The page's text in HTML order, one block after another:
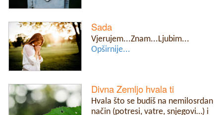
Sada
Vjerujem...Znam...Ljubim...
Opširnije...
Divna Zemljo hvala ti
Hvala što se budiš na nemilosrdan
način (potresi, vatre, snjegovi…) i